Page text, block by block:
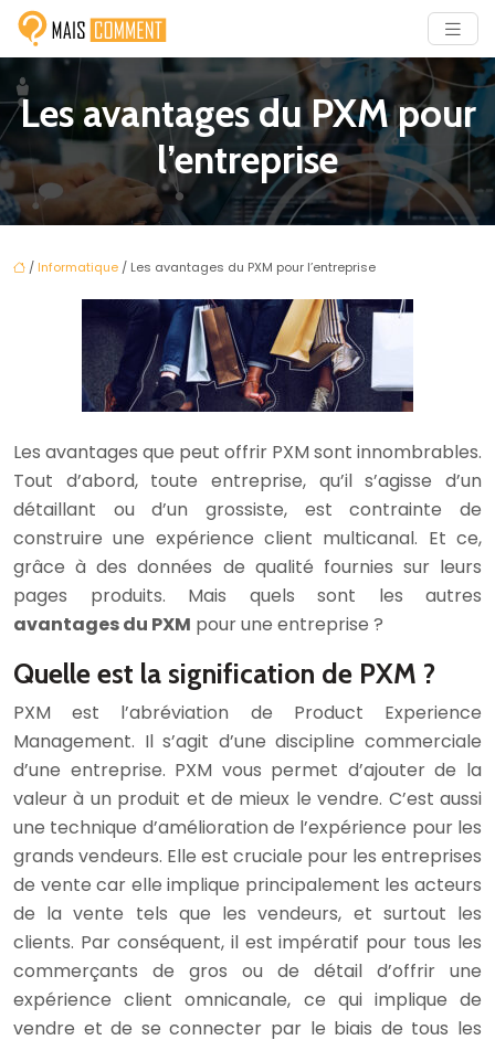
Les avantages du PXM pour
l’entreprise
/ Informatique / Les avantages du PXM pour l’entreprise
Les avantages que peut offrir PXM sont innombrables.
Tout d’abord, toute entreprise, qu’il s’agisse d’un
détaillant ou d’un grossiste, est contrainte de
construire une expérience client multicanal. Et ce,
grâce à des données de qualité fournies sur leurs
pages produits. Mais quels sont les autres
avantages du PXM pour une entreprise ?
Quelle est la signification de PXM ?
PXM est l’abréviation de Product Experience
Management. Il s’agit d’une discipline commerciale
d’une entreprise. PXM vous permet d’ajouter de la
valeur à un produit et de mieux le vendre. C’est aussi
une technique d’amélioration de l’expérience pour les
grands vendeurs. Elle est cruciale pour les entreprises
de vente car elle implique principalement les acteurs
de la vente tels que les vendeurs, et surtout les
clients. Par conséquent, il est impératif pour tous les
commerçants de gros ou de détail d’offrir une
expérience client omnicanale, ce qui implique de
vendre et de se connecter par le biais de tous les